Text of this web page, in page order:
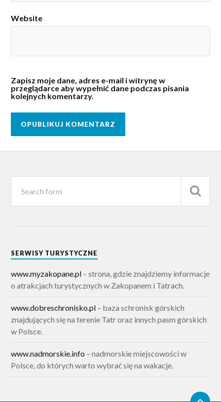
Website
Zapisz moje dane, adres e-mail i witrynę w
przeglądarce aby wypełnić dane podczas pisania
kolejnych komentarzy.
SERWISY TURYSTYCZNE
www.myzakopane.pl – strona, gdzie znajdziemy informacje
o atrakcjach turystycznych w Zakopanem i Tatrach.
www.dobreschronisko.pl – baza schronisk górskich
znajdujących się na terenie Tatr oraz innych pasm górskich
w Polsce.
www.nadmorskie.info – nadmorskie miejscowości w
Polsce, do których warto wybrać się na wakacje.